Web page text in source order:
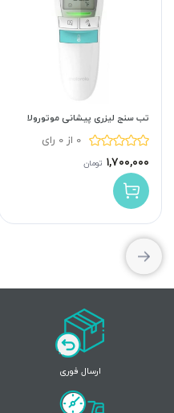
تب سنج لیزری پیشانی موتورولا
0 از 0 رای
۱,۷۰۰,۰۰۰ تومان
ارسال فوری